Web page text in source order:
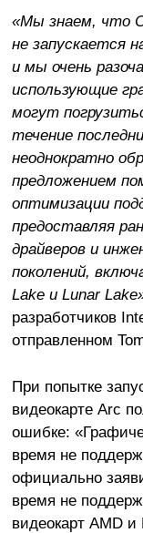
«Мы знаем, что
не запускается
и мы очень
использующие
могут
течение
неоднократно
предложением
оптимизации
предоставляя
драйверов и
поколений,
Lake и Lunar
разработчиков
отправленном
При попытке
видеокарте Arc
ошибке:
время не
официально
время не
видеокарт AMD и